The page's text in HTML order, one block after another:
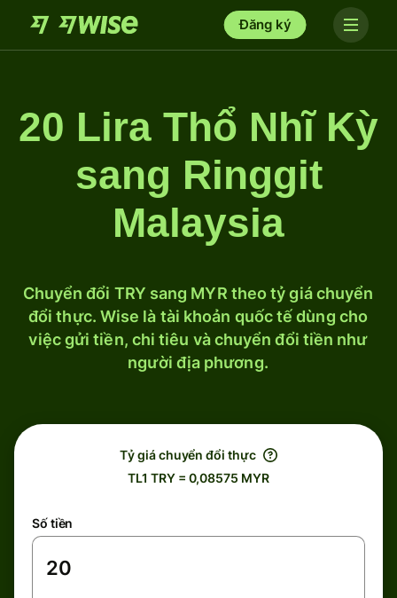
Đăng ký
20 Lira Thổ Nhĩ Kỳ
sang Ringgit
Malaysia
Chuyển đổi TRY sang MYR theo tỷ giá chuyển
đổi thực. Wise là tài khoản quốc tế dùng cho
việc gửi tiền, chi tiêu và chuyển đổi tiền như
người địa phương.
Tỷ giá chuyển đổi thực
TL1 TRY = 0,08575 MYR
Số tiền